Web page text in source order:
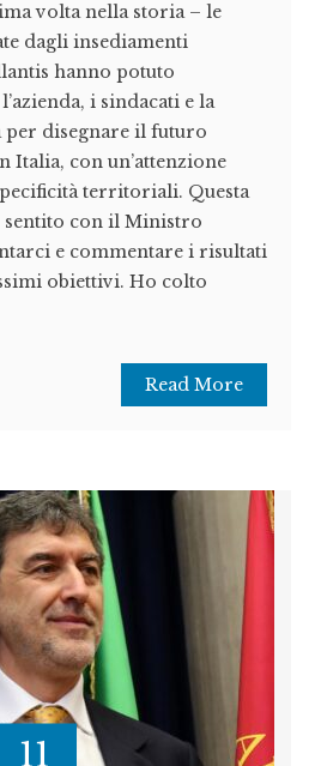
volta nella storia – le
dagli insediamenti
hanno potuto
i sindacati e la
disegnare il futuro
Italia, con un’attenzione
territoriali. Questa
sentito con il Ministro
e commentare i risultati
obiettivi. Ho colto
Read More
11